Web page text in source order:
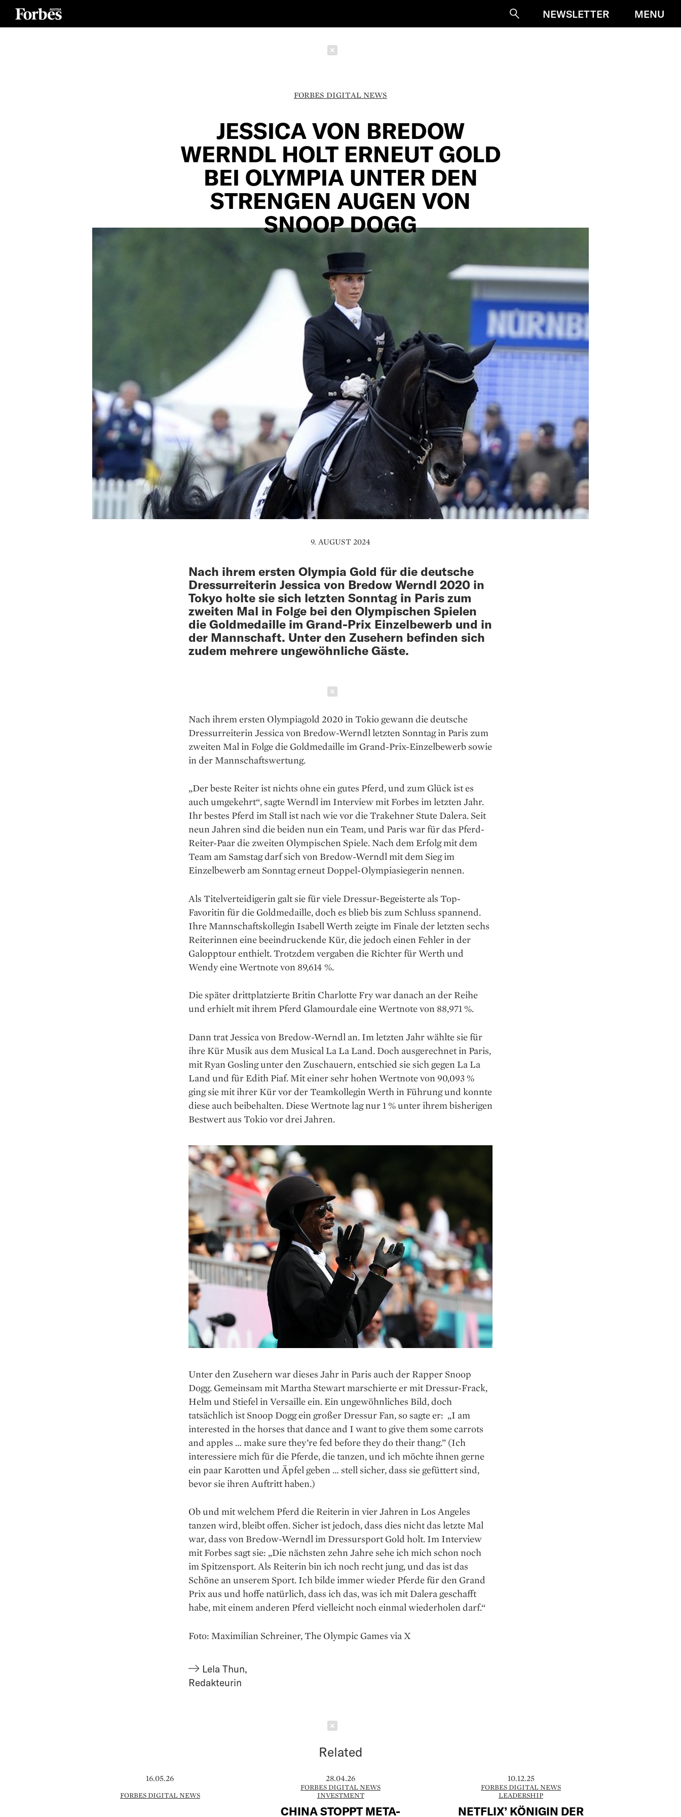
SucheNEWSLETTER MENU
FORBES DIGITAL NEWS
JESSICA VON BREDOW
WERNDL HOLT ERNEUT GOLD
BEI OLYMPIA UNTER DEN
STRENGEN AUGEN VON
SNOOP DOGG
9. AUGUST 2024
Nach ihrem ersten Olympia Gold für die deutsche
Dressurreiterin Jessica von Bredow Werndl 2020 in
Tokyo holte sie sich letzten Sonntag in Paris zum
zweiten Mal in Folge bei den Olympischen Spielen
die Goldmedaille im Grand-Prix Einzelbewerb und in
der Mannschaft. Unter den Zusehern befinden sich
zudem mehrere ungewöhnliche Gäste.
Nach ihrem ersten Olympiagold 2020 in Tokio gewann die deutsche
Dressurreiterin Jessica von Bredow-Werndl letzten Sonntag in Paris zum
zweiten Mal in Folge die Goldmedaille im Grand-Prix-Einzelbewerb sowie
in der Mannschaftswertung.
„Der beste Reiter ist nichts ohne ein gutes Pferd, und zum Glück ist es
auch umgekehrt“, sagte Werndl im Interview mit Forbes im letzten Jahr.
Ihr bestes Pferd im Stall ist nach wie vor die Trakehner Stute Dalera. Seit
neun Jahren sind die beiden nun ein Team, und Paris war für das Pferd-
Reiter-Paar die zweiten Olympischen Spiele. Nach dem Erfolg mit dem
Team am Samstag darf sich von Bredow-Werndl mit dem Sieg im
Einzelbewerb am Sonntag erneut Doppel-Olympiasiegerin nennen.
Als Titelverteidigerin galt sie für viele Dressur-Begeisterte als Top-
Favoritin für die Goldmedaille, doch es blieb bis zum Schluss spannend.
Ihre Mannschaftskollegin Isabell Werth zeigte im Finale der letzten sechs
Reiterinnen eine beeindruckende Kür, die jedoch einen Fehler in der
Galopptour enthielt. Trotzdem vergaben die Richter für Werth und
Wendy eine Wertnote von 89,614 %.
Die später drittplatzierte Britin Charlotte Fry war danach an der Reihe
und erhielt mit ihrem Pferd Glamourdale eine Wertnote von 88,971 %.
Dann trat Jessica von Bredow-Werndl an. Im letzten Jahr wählte sie für
ihre Kür Musik aus dem Musical La La Land. Doch ausgerechnet in Paris,
mit Ryan Gosling unter den Zuschauern, entschied sie sich gegen La La
Land und für Edith Piaf. Mit einer sehr hohen Wertnote von 90,093 %
ging sie mit ihrer Kür vor der Teamkollegin Werth in Führung und konnte
diese auch beibehalten. Diese Wertnote lag nur 1 % unter ihrem bisherigen
Bestwert aus Tokio vor drei Jahren.
Unter den Zusehern war dieses Jahr in Paris auch der Rapper Snoop
Dogg. Gemeinsam mit Martha Stewart marschierte er mit Dressur-Frack,
Helm und Stiefel in Versaille ein. Ein ungewöhnliches Bild, doch
tatsächlich ist Snoop Dogg ein großer Dressur Fan, so sagte er: „I am
interested in the horses that dance and I want to give them some carrots
and apples … make sure they’re fed before they do their thang.” (Ich
interessiere mich für die Pferde, die tanzen, und ich möchte ihnen gerne
ein paar Karotten und Äpfel geben … stell sicher, dass sie gefüttert sind,
bevor sie ihren Auftritt haben.)
Ob und mit welchem Pferd die Reiterin in vier Jahren in Los Angeles
tanzen wird, bleibt offen. Sicher ist jedoch, dass dies nicht das letzte Mal
war, dass von Bredow-Werndl im Dressursport Gold holt. Im Interview
mit Forbes sagt sie: „Die nächsten zehn Jahre sehe ich mich schon noch
im Spitzensport. Als Reiterin bin ich noch recht jung, und das ist das
Schöne an unserem Sport. Ich bilde immer wieder Pferde für den Grand
Prix aus und hoffe natürlich, dass ich das, was ich mit Dalera geschafft
habe, mit einem anderen Pferd vielleicht noch einmal wiederholen darf.“
Foto: Maximilian Schreiner, The Olympic Games via X
Lela Thun,
Redakteurin
Related
16.05.26
FORBES DIGITAL NEWS
28.04.26
FORBES DIGITAL NEWS
INVESTMENT
CHINA STOPPT META-
10.12.25
FORBES DIGITAL NEWS
LEADERSHIP
NETFLIX’ KÖNIGIN DER